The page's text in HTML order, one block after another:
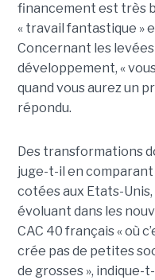
financement est très
« travail fantastique »
Concernant les levées
développement, «
quand vous aurez un
répondu.
Des transformations
juge-t-il en
cotées aux Etats-
évoluant dans les
CAC 40 français « où
crée pas de petites
de grosses », indique-